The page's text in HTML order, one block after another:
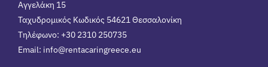
Αγγελάκη 15
Ταχυδρομικός Κωδικός 54621 Θεσσαλονίκη
Τηλέφωνο: +30 2310 250735
Email: info@rentacaringreece.eu